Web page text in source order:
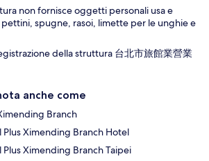
non fornisce oggetti personali usa e
spugne, rasoi, limette per le unghie e
della struttura 台北市旅館業營業
anche come
Branch
Ximending Branch Hotel
Ximending Branch Taipei